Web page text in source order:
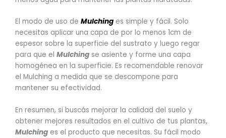
El modo de uso de Mulching es simple y fácil. Solo
necesitas aplicar una capa de por lo menos 1cm de
espesor sobre la superficie del sustrato y luego regar
para que el Mulching se asiente y forme una capa
homogénea en la superficie. Es recomendable renovar
el Mulching a medida que se descompone para
mantener su efectividad.
En resumen, si buscás mejorar la calidad del suelo y
obtener mejores resultados en el cultivo de tus plantas,
Mulching es el producto que necesitas. Su fácil modo